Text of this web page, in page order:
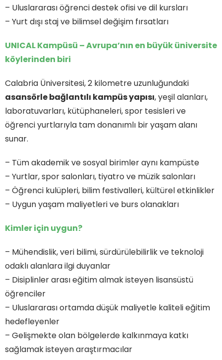
– Uluslararası öğrenci destek ofisi ve dil kursları
– Yurt dışı staj ve bilimsel değişim fırsatları
UNICAL Kampüsü – Avrupa’nın en büyük üniversite
köylerinden biri
Calabria Üniversitesi, 2 kilometre uzunluğundaki
asansörle bağlantılı kampüs yapısı, yeşil alanları,
laboratuvarları, kütüphaneleri, spor tesisleri ve
öğrenci yurtlarıyla tam donanımlı bir yaşam alanı
sunar.
– Tüm akademik ve sosyal birimler aynı kampüste
– Yurtlar, spor salonları, tiyatro ve müzik salonları
– Öğrenci kulüpleri, bilim festivalleri, kültürel etkinlikler
– Uygun yaşam maliyetleri ve burs olanakları
Kimler için uygun?
– Mühendislik, veri bilimi, sürdürülebilirlik ve teknoloji
odaklı alanlara ilgi duyanlar
– Disiplinler arası eğitim almak isteyen lisansüstü
öğrenciler
– Uluslararası ortamda düşük maliyetle kaliteli eğitim
hedefleyenler
– Gelişmekte olan bölgelerde kalkınmaya katkı
sağlamak isteyen araştırmacılar